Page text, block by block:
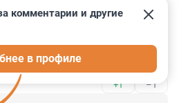
и риторика в отзывах .
+1 –1
комментарии и другие
в профиле